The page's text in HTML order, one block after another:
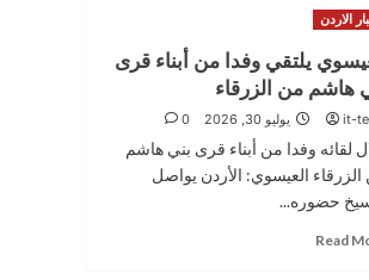
واليمن
والأردن
ثقافي
يضيء
“الهيبودروم”
الاردن
يلتقي وفدا من أبناء قرى
هاشم من الزرقاء
it- يوليو 30, 2026 0
لقائه وفدا من أبناء قرى بني هاشم
العيسوي: الأردن يواصل
حضوره...
Read